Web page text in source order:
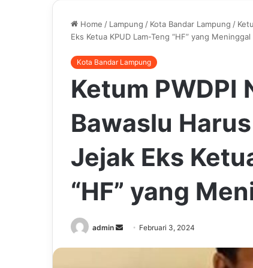
Home / Lampung / Kota Bandar Lampung /
Eks Ketua KPUD Lam-Teng “HF” yang
Kota Bandar Lampung
Ketum PWDPI
Bawaslu
Jejak Eks
“HF” yang
admin
Send Februari 3, 2024